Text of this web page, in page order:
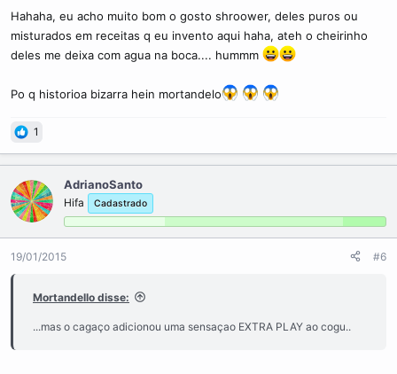
Hahaha, eu acho muito bom o gosto shroower, deles puros ou
misturados em receitas q eu invento aqui haha, ateh o cheirinho
deles me deixa com agua na boca.... hummm
Po q historioa bizarra hein mortandelo
1
AdrianoSanto
Hifa Cadastrado
19/01/2015 #6
Mortandello disse:
...mas o cagaço adicionou uma sensaçao EXTRA PLAY ao cogu..